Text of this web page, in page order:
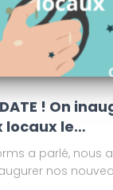
DATE ! On
locaux le…
a parlé, nous
nos